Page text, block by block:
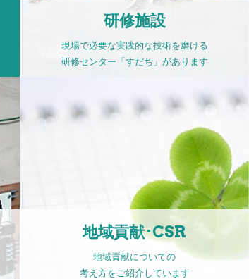
研修施設
現場で必要な実践的な技術を磨ける
研修センター「すだち」があります
地域貢献･CSR
地域貢献についての
考え方をご紹介しています